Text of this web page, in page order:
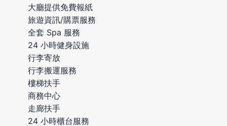
大廳提供免費報紙
旅遊資訊/購票服務
全套 Spa 服務
24 小時健身設施
行李寄放
行李搬運服務
樓梯扶手
商務中心
走廊扶手
24 小時櫃台服務